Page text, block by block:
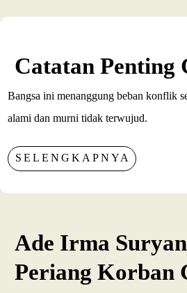
Catatan Penting
Bangsa ini menanggung beban konflik
alami dan murni tidak terwujud.
SELENGKAPNYA
Ade Irma
Periang Korban